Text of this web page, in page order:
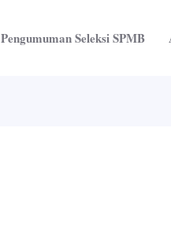
Pengumuman Seleksi SPMB